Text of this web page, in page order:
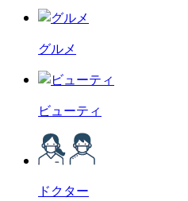
グルメ
ビューティ
ドクター